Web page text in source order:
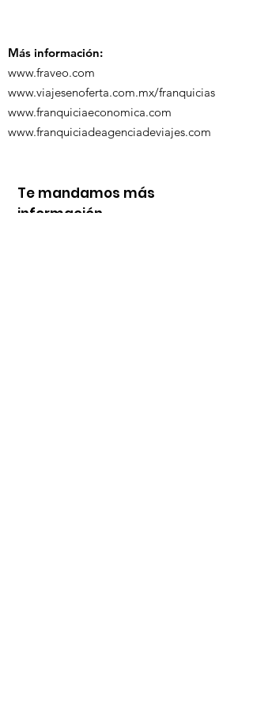
Más información:
www.fraveo.com
www.viajesenoferta.com.mx/franquicias
www.franquiciaeconomica.com
www.franquiciadeagenciadeviajes.com
Te mandamos más
información